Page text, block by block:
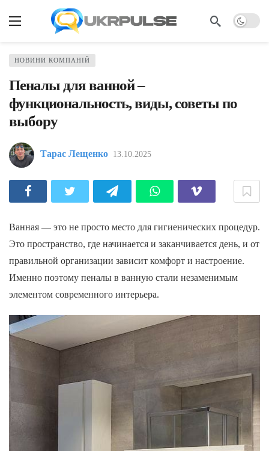
НОВИНИ КОМПАНІЙ
Пеналы для ванной –
функциональность, виды, советы по
выбору
Тарас Лещенко 13.10.2025
Ванная — это не просто место для гигиенических процедур.
Это пространство, где начинается и заканчивается день, и от
правильной организации зависит комфорт и настроение.
Именно поэтому пеналы в ванную стали незаменимым
элементом современного интерьера.